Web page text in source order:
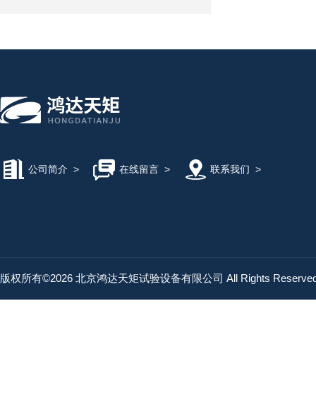
公司简介 > 在线留言> 联系我们 >
版权所有©2026 北京鸿达天矩试验设备有限公司 All Rights